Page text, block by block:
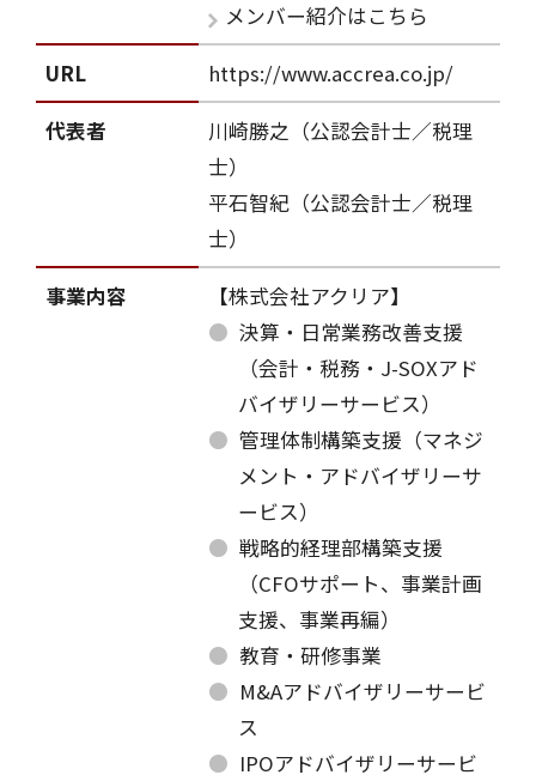
メンバー紹介はこちら
URL
https://www.accrea.co.jp/
代表者
川崎勝之（公認会計士／税理
士）
平石智紀（公認会計士／税理
士）
事業内容
【株式会社アクリア】
決算・日常業務改善支援
（会計・税務・J-SOXアド
バイザリーサービス）
管理体制構築支援（マネジ
メント・アドバイザリーサ
ービス）
戦略的経理部構築支援
（CFOサポート、事業計画
支援、事業再編）
教育・研修事業
M&Aアドバイザリーサービ
ス
IPOアドバイザリーサービ